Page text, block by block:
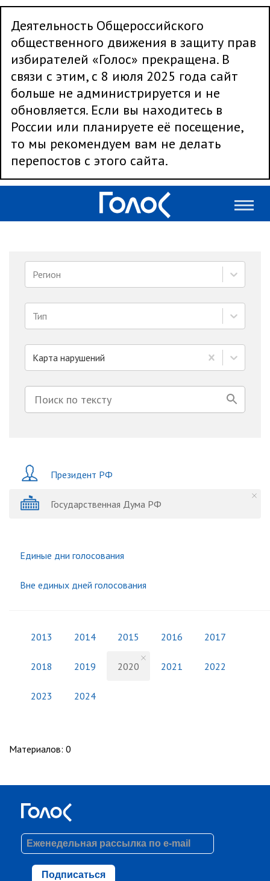
Деятельность Общероссийского
общественного движения в защиту прав
избирателей «Голос» прекращена. В
связи с этим, с 8 июля 2025 года сайт
больше не администрируется и не
обновляется. Если вы находитесь в
России или планируете её посещение,
то мы рекомендуем вам не делать
перепостов с этого сайта.
Регион
Тип
Карта нарушений
Президент РФ
Государственная Дума РФ
Единые дни голосования
Вне единых дней голосования
2013 2014 2015 2016 2017
2018 2019 2020 2021 2022
2023 2024
Материалов: 0
Подписаться